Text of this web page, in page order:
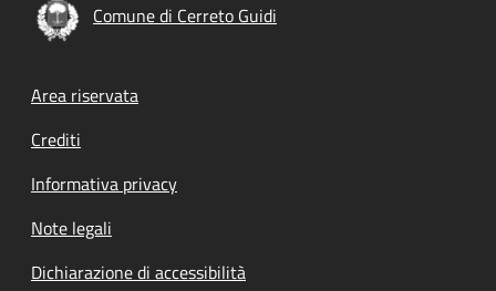
Comune di Cerreto Guidi
Footer menu
Area riservata
Crediti
Informativa privacy
Note legali
Dichiarazione di accessibilità